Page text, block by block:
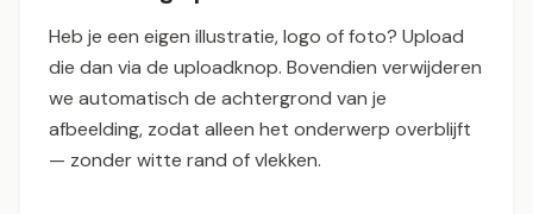
Heb je een eigen illustratie, logo of foto? Upload
die dan via de uploadknop. Bovendien verwijderen
we automatisch de achtergrond van je
afbeelding, zodat alleen het onderwerp overblijft
— zonder witte rand of vlekken.